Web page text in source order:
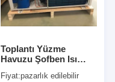
Toplantı Yüzme
Havuzu Şofben Isı
Fiyat:pazarlık edilebilir